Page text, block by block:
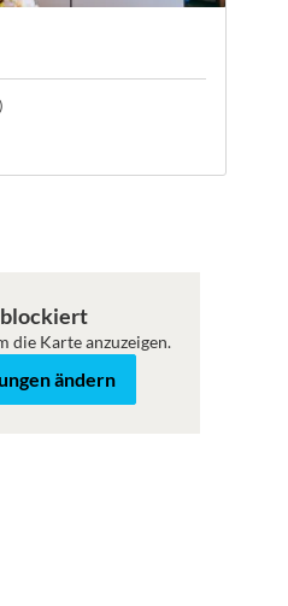
blockiert
die Karte anzuzeigen.
ändern